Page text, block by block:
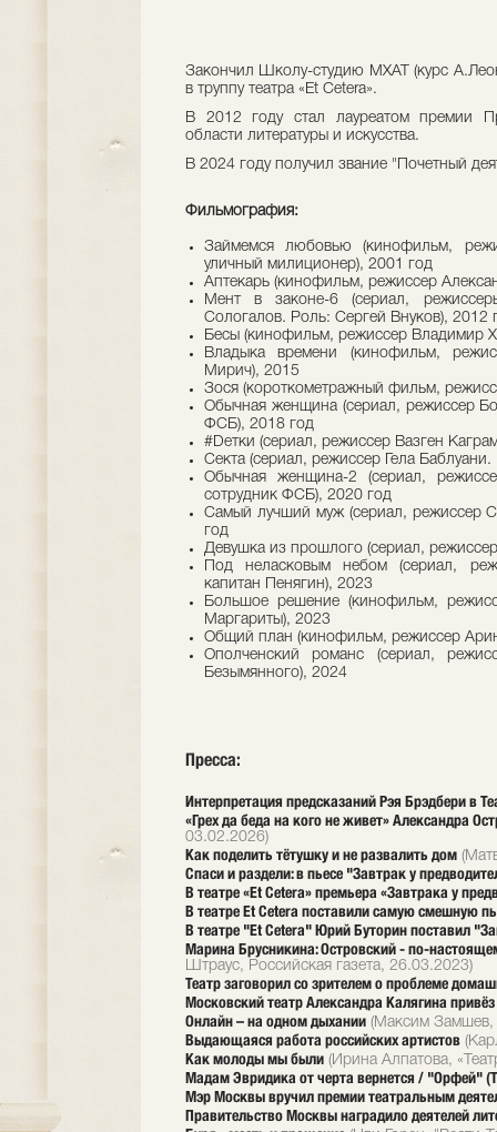
Закончил Школу-студию МХАТ (курс
в труппу театра «Et Cetera».
В 2012 году стал лауреатом премии
области литературы и искусства.
В 2024 году получил звание "Почетный
Фильмография:
Займемся любовью (кинофильм,
уличный милиционер), 2001 год
Аптекарь (кинофильм, режиссер
Мент в законе-6 (сериал,
Сологалов. Роль: Сергей Внуков), 2012
Бесы (кинофильм, режиссер Владимир
Владыка времени (кинофильм,
Мирич), 2015
Зося (короткометражный фильм,
Обычная женщина (сериал, режиссер
ФСБ), 2018 год
#Dетки (сериал, режиссер Вазген
Секта (сериал, режиссер Гела
Обычная женщина-2 (сериал,
сотрудник ФСБ), 2020 год
Самый лучший муж (сериал, режиссер
год
Девушка из прошлого (сериал,
Под неласковым небом (сериал,
капитан Пенягин), 2023
Большое решение (кинофильм,
Маргариты), 2023
Общий план (кинофильм, режиссер
Ополченский романс (сериал,
Безымянного), 2024
Пресса:
Интерпретация предсказаний Рэя Брэдбери в
«Грех да беда на кого не живет» Александра
03.02.2026)
Как поделить тётушку и не развалить дом
Спаси и раздели: в пьесе "Завтрак у
В театре «Et Cetera» премьера «Завтрака у
В театре Et Сetera поставили самую смешную
В театре "Et Cetera" Юрий Буторин поставил
Марина Брусникина: Островский - по-
Штраус, Российская газета, 26.03.2023)
Театр заговорил со зрителем о проблеме
Московский театр Александра Калягина
Онлайн – на одном дыхании (Максим Замшев,
Выдающаяся работа российских артистов
Как молоды мы были (Ирина Алпатова,
Мадам Эвридика от черта вернется / "Орфей"
Мэр Москвы вручил премии театральным
Правительство Москвы наградило деятелей